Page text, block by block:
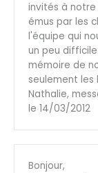
invités à
émus par les
l'équipe qui
un peu
mémoire de
seulement les
Nathalie,
le 14/03/2012
Bonjour,